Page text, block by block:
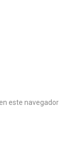
este navegador